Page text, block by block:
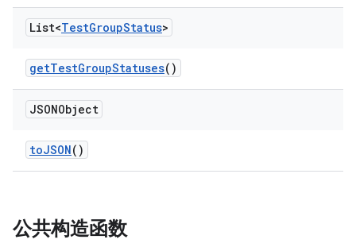
List<TestGroupStatus>
getTestGroupStatuses()
JSONObject
toJSON()
公共构造函数